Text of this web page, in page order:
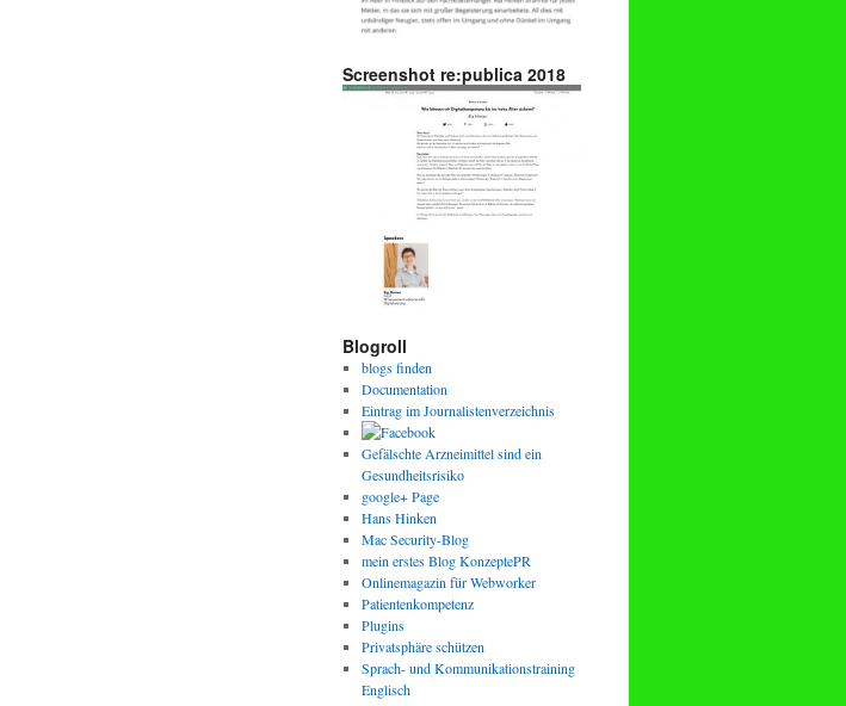
Screenshot re:publica 2018
Blogroll
blogs finden
Documentation
Eintrag im Journalistenverzeichnis
Gefälschte Arzneimittel sind ein
Gesundheitsrisiko
google+ Page
Hans Hinken
Mac Security-Blog
mein erstes Blog KonzeptePR
Onlinemagazin für Webworker
Patientenkompetenz
Plugins
Privatsphäre schützen
Sprach- und Kommunikationstraining
Englisch